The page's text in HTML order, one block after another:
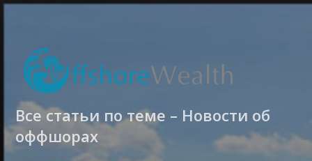
Все статьи по теме – Новости об
оффшорах